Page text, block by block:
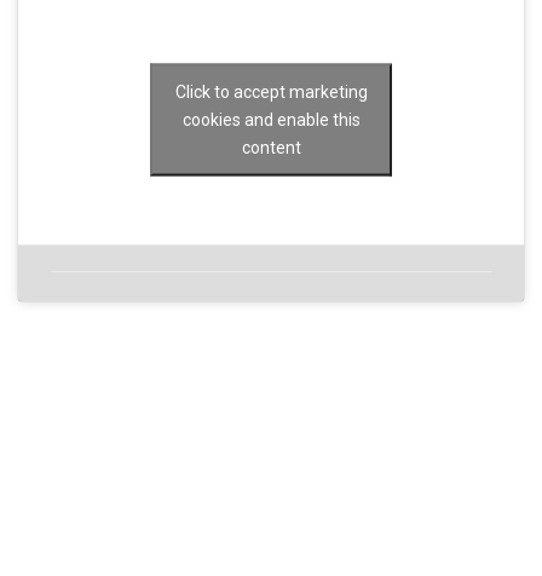
Click to accept marketing
cookies and enable this
content